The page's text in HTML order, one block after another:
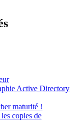
Active Directory
maturité !
copies de